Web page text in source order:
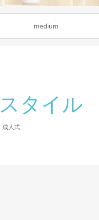
medium
タイル
成人式